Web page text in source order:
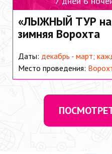
«ЛЫЖНЫЙ ТУР
зимняя Ворохта
Даты: декабрь - март;
Место проведения: